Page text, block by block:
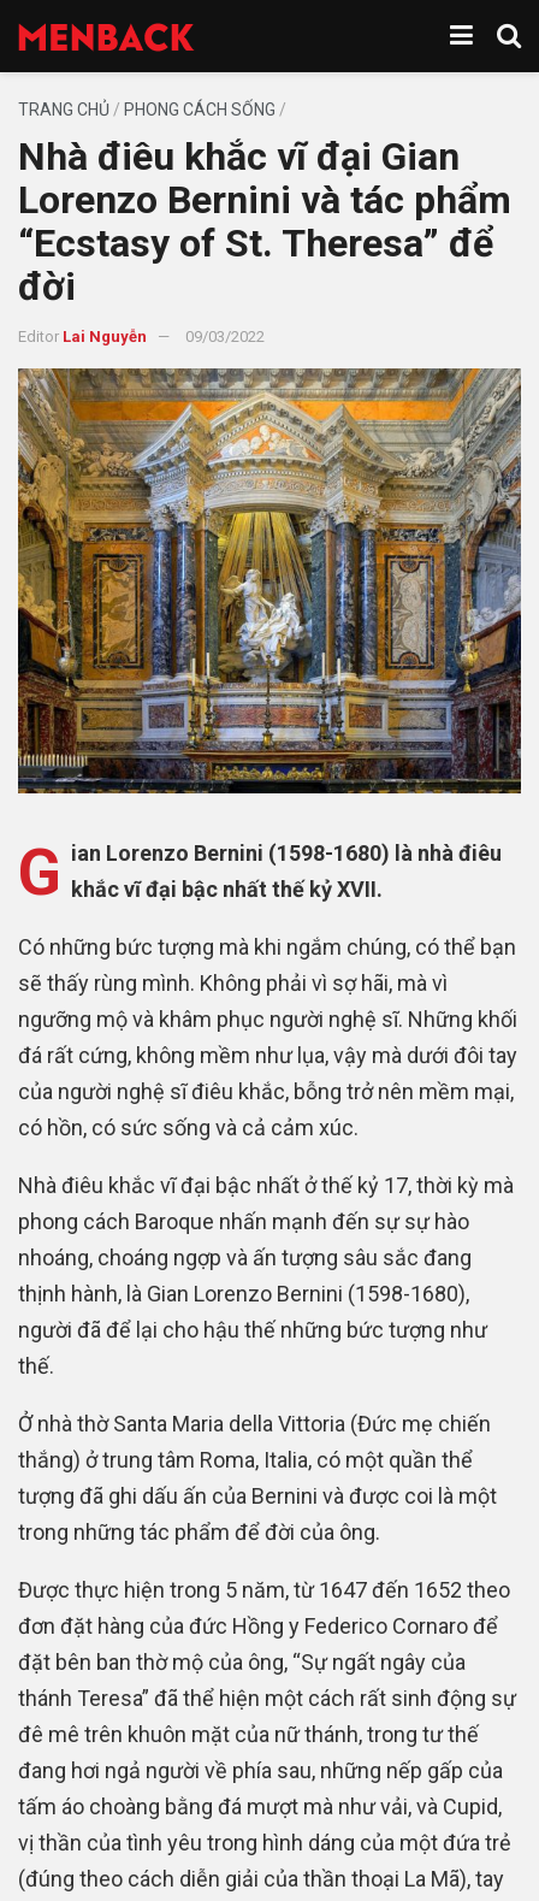
TRANG CHỦ / PHONG CÁCH SỐNG /
Nhà điêu khắc vĩ đại Gian
Lorenzo Bernini và tác phẩm
“Ecstasy of St. Theresa” để
đời
Editor Lai Nguyễn 09/03/2022
G ian Lorenzo Bernini (1598-1680) là nhà điêu
khắc vĩ đại bậc nhất thế kỷ XVII.
Có những bức tượng mà khi ngắm chúng, có thể bạn
sẽ thấy rùng mình. Không phải vì sợ hãi, mà vì
ngưỡng mộ và khâm phục người nghệ sĩ. Những khối
đá rất cứng, không mềm như lụa, vậy mà dưới đôi tay
của người nghệ sĩ điêu khắc, bỗng trở nên mềm mại,
có hồn, có sức sống và cả cảm xúc.
Nhà điêu khắc vĩ đại bậc nhất ở thế kỷ 17, thời kỳ mà
phong cách Baroque nhấn mạnh đến sự sự hào
nhoáng, choáng ngợp và ấn tượng sâu sắc đang
thịnh hành, là Gian Lorenzo Bernini (1598-1680),
người đã để lại cho hậu thế những bức tượng như
thế.
Ở nhà thờ Santa Maria della Vittoria (Đức mẹ chiến
thắng) ở trung tâm Roma, Italia, có một quần thể
tượng đã ghi dấu ấn của Bernini và được coi là một
trong những tác phẩm để đời của ông.
Được thực hiện trong 5 năm, từ 1647 đến 1652 theo
đơn đặt hàng của đức Hồng y Federico Cornaro để
đặt bên ban thờ mộ của ông, “Sự ngất ngây của
thánh Teresa” đã thể hiện một cách rất sinh động sự
đê mê trên khuôn mặt của nữ thánh, trong tư thế
đang hơi ngả người về phía sau, những nếp gấp của
tấm áo choàng bằng đá mượt mà như vải, và Cupid,
vị thần của tình yêu trong hình dáng của một đứa trẻ
(đúng theo cách diễn giải của thần thoại La Mã), tay